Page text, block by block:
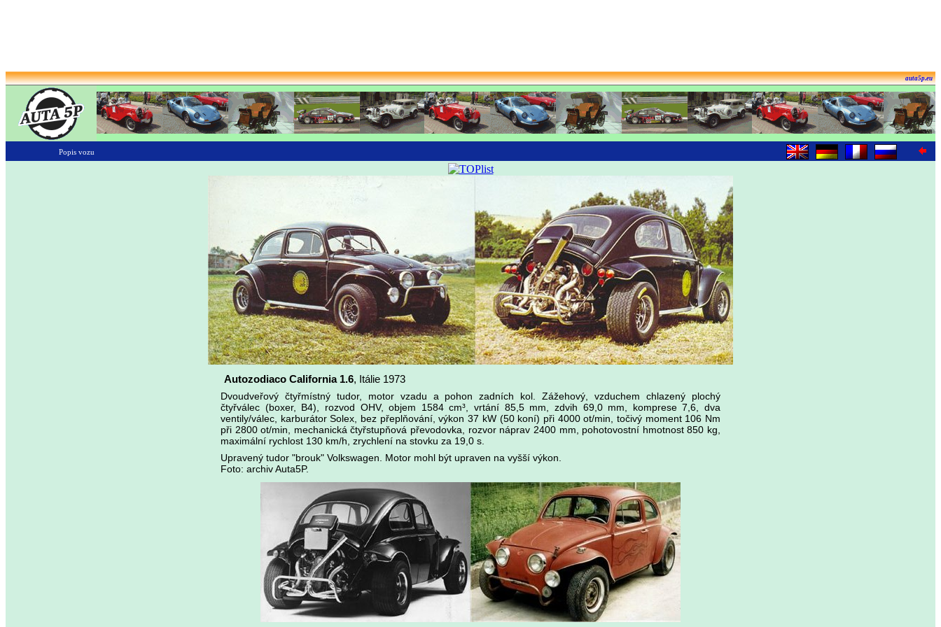
auta5p.eu
Popis vozu
Autozodiaco California 1.6, Itálie 1973
Dvoudveřový čtyřmístný tudor, motor vzadu a pohon zadních kol. Zážehový, vzduchem chlazený plochý
čtyřválec (boxer, B4), rozvod OHV, objem 1584 cm³, vrtání 85,5 mm, zdvih 69,0 mm, komprese 7,6, dva
ventily/válec, karburátor Solex, bez přeplňování, výkon 37 kW (50 koní) při 4000 ot/min, točivý moment 106 Nm
při 2800 ot/min, mechanická čtyřstupňová převodovka, rozvor náprav 2400 mm, pohotovostní hmotnost 850 kg,
maximální rychlost 130 km/h, zrychlení na stovku za 19,0 s.
Upravený tudor "brouk" Volkswagen. Motor mohl být upraven na vyšší výkon.
Foto: archiv Auta5P.